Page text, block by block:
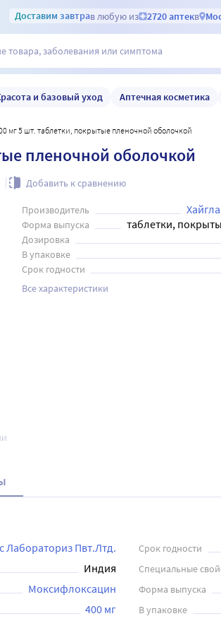
Доставим завтрав любую из 2720 аптекв
и базовый уход Аптечная косметика
мг 5 шт. таблетки, покрытые пленочной оболочкой
пленочной оболочкой
Добавить к сравнению
Производитель
Форма выпуска таблетки,
Дозировка
В упаковке
Срок годности
Все характеристики
Лабораториз Пвт.Лтд. Срок годности
Индия Специальные
Моксифлоксацин Форма выпуска
400 мг В упаковке